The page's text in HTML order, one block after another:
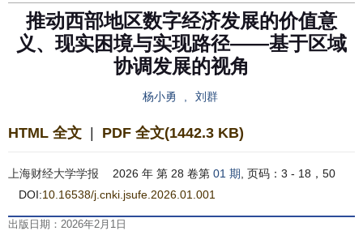
推动西部地区数字经济发展的价值意
义、现实困境与实现路径——基于区域
协调发展的视角
杨小勇 刘群
HTML 全文 PDF 全文(1442.3 KB)
上海财经大学学报 2026 年 第 28 卷第 01 期 , 页码：3 - 18，50
DOI:10.16538/j.cnki.jsufe.2026.01.001
出版日期：2026年2月1日